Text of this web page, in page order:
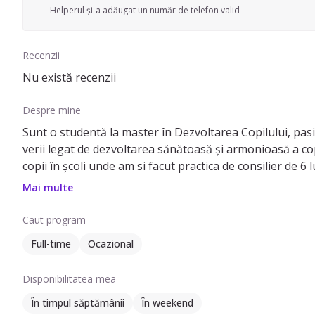
Helperul și-a adăugat un număr de telefon valid
Recenzii
Nu există recenzii
Despre mine
Sunt o studentă la master în Dezvoltarea Copilului,
verii legat de dezvoltarea sănătoasă și armonioasă a
copii în școli unde am si facut practica de consilier de 6
Sunt o fire activă, empatică și blândă, sunt flexibila si
Am realizat în trecut activități similare prin intermediul
Mai multe
Caut program
Full-time
Ocazional
Disponibilitatea mea
În timpul săptămânii
În weekend